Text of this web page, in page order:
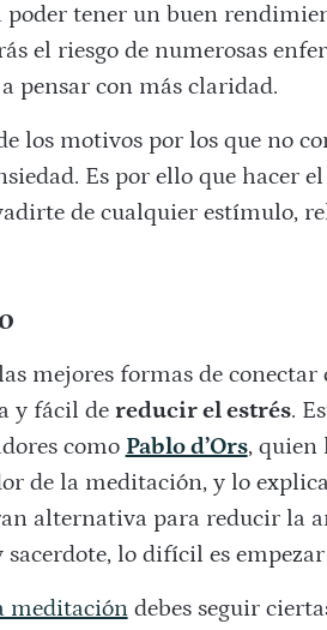
tener un buen
el riesgo de numerosas
pensar con más claridad.
los motivos por los que no
Es por ello que hacer
de cualquier estímulo,
mejores formas de
y fácil de reducir el estrés.
como Pablo d’Ors, quien
de la meditación, y lo
alternativa para reducir la
lo difícil es
meditacióndebes seguir